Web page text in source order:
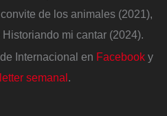
de los animales (2021),
mi cantar (2024).
Internacional en Facebook y
semanal